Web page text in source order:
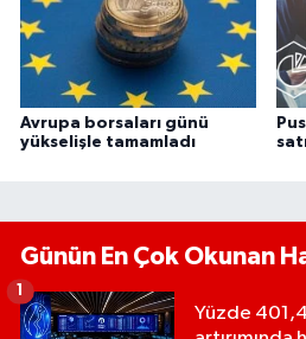
Avrupa borsaları günü
yükselişle tamamladı
Günün En Çok Okunan
Yüzde